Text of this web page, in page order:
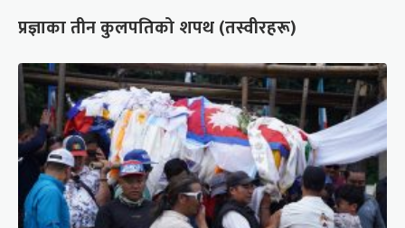
प्रज्ञाका तीन कुलपतिको शपथ (तस्वीरहरू)